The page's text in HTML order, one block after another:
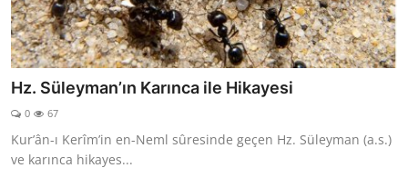
SURELER
NAMAZ
DUALAR
KİMDİR?
Hz. Süleyman’ın Karınca ile Hikayesi
0 67
Kur’ân-ı Kerîm’in en-Neml sûresinde geçen Hz. Süleyman (a.s.)
ve karınca hikayes...